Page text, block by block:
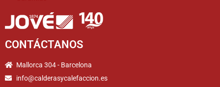
CONTÁCTANOS
Mallorca 304 - Barcelona
info@calderasycalefaccion.es